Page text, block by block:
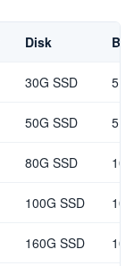
Disk
30G SSD
50G SSD
80G SSD
100G SSD
160G SSD